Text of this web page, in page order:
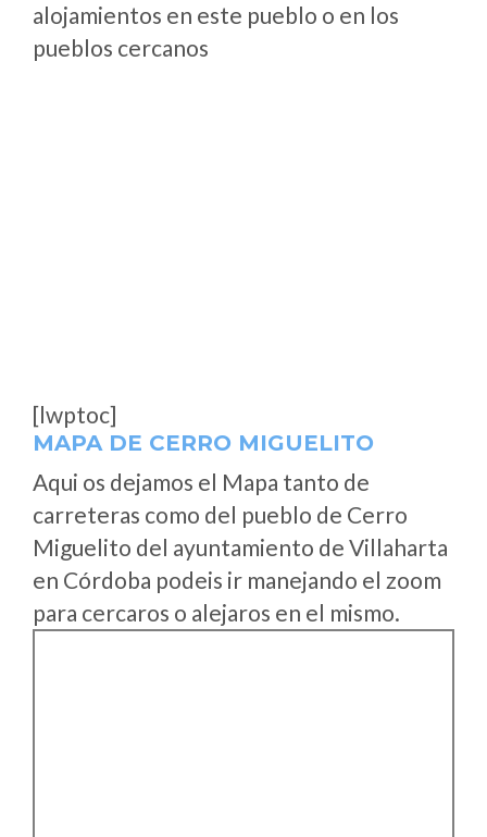
alojamientos en este pueblo o en los
pueblos cercanos
[lwptoc]
MAPA DE CERRO MIGUELITO
Aqui os dejamos el Mapa tanto de
carreteras como del pueblo de Cerro
Miguelito del ayuntamiento de Villaharta
en Córdoba podeis ir manejando el zoom
para cercaros o alejaros en el mismo.